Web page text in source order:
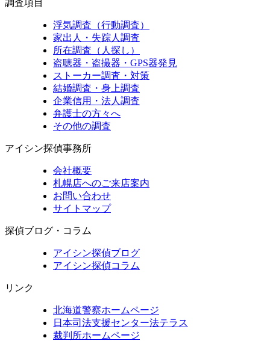
調査項目
浮気調査（行動調査）
家出人・失踪人調査
所在調査（人探し）
盗聴器・盗撮器・GPS器発見
ストーカー調査・対策
結婚調査・身上調査
企業信用・法人調査
弁護士の方々へ
その他の調査
アイシン探偵事務所
会社概要
札幌店へのご来店案内
お問い合わせ
サイトマップ
探偵ブログ・コラム
アイシン探偵ブログ
アイシン探偵コラム
リンク
北海道警察ホームページ
日本司法支援センター法テラス
裁判所ホームページ